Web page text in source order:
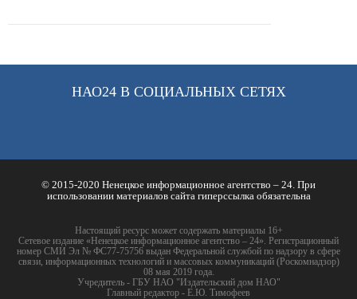
НАО24 В СОЦИАЛЬНЫХ СЕТЯХ
© 2015-2020 Ненецкое информационное агентство – 24. При
использовании материалов сайта гиперссылка обязательна
Настоящий ресурс может содержать материалы 16+
Сетевое издание «Ненецкое информационное агентство – 24». Регистрационный
номер СМИ Эл № ФС77-75756 выдан Федеральной службой по надзору в сфере
связи, информационных технологий и массовых коммуникаций (Роскомнадзор)
08 мая 2019 года.
Учредитель - ГБУ НАО "Издательский дом НАО"
Главный редактор - Е.Ю. Тимофеев